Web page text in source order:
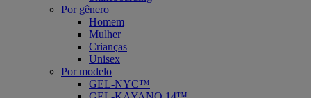
Por gênero
Homem
Mulher
Crianças
Unisex
Por modelo
GEL-NYC™